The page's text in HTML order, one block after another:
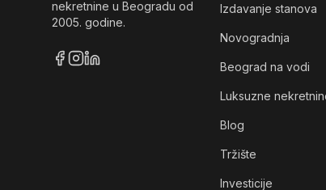
Vaš pouzdan partner za
2005. godine.
Prodaja stanova
Izdavanje stanova
Novogradnja
Beograd na vodi
Luksuzne nekretnine
Blog